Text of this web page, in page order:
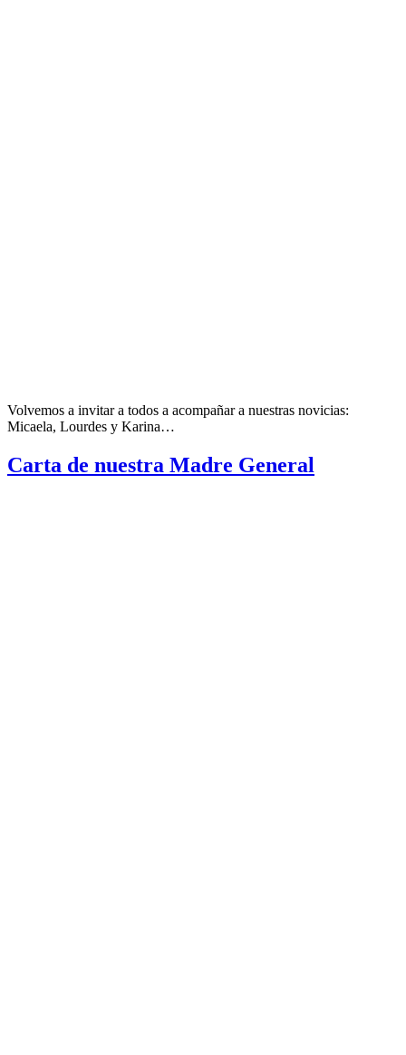
Volvemos a invitar a todos a acompañar a nuestras novicias:
Micaela, Lourdes y Karina…
Carta de nuestra Madre General